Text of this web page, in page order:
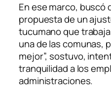
En ese marco, buscó
propuesta de un
tucumano que
una de las comunas,
mejor”, sostuvo,
tranquilidad a los
administraciones.